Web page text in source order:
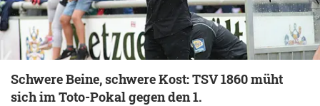
Schwere Beine, schwere Kost: TSV 1860 müht
sich im Toto-Pokal gegen den 1.